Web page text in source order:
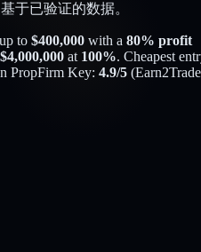
于已验证的数据。
to $400,000 with a 80% profit
$4,000,000 at 100%. Cheapest
PropFirm Key: 4.9/5 (Earn2Trade